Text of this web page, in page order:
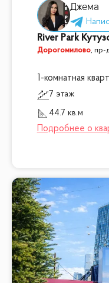
Джема
River Park
Дорогомилово, пр-
1-комнатная
7 этаж
44.7 кв.м